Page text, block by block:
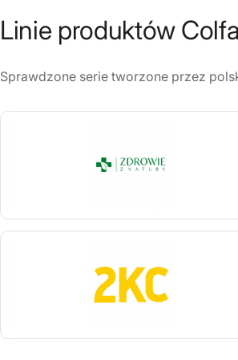
m
a
c
e
c
Linie produktów
Sprawdzone serie tworzone przez